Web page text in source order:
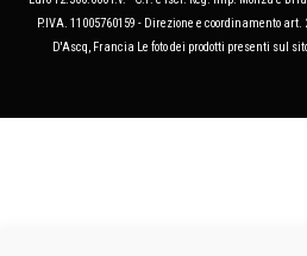
P.IVA. 11005760159 - Direzione e coordinamento art.
D'Ascq, Francia Le foto dei prodotti presenti sul